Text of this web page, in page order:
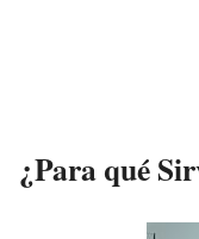
¿Para qué